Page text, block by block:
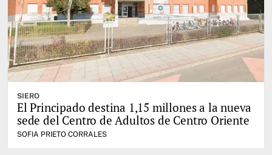
SIERO
El Principado destina 1,15 millones a la nueva
sede del Centro de Adultos de Centro Oriente
SOFIA PRIETO CORRALES